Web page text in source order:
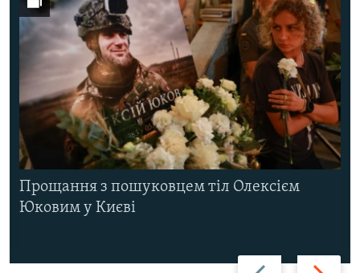
Назад Вперед
Прощання з пошуковцем тіл Олексієм
Юковим у Києві